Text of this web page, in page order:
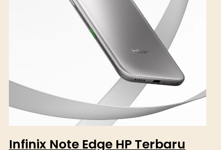
Infinix Note Edge HP Terbaru